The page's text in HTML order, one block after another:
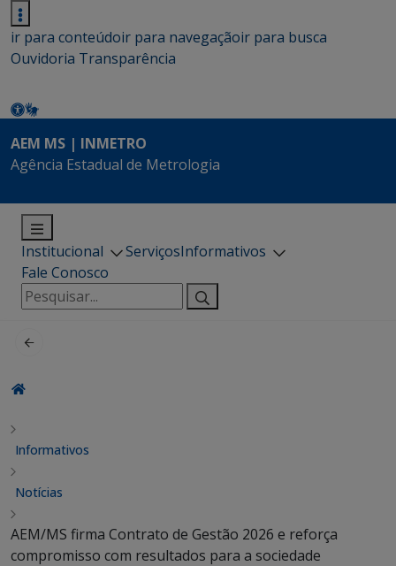
ir para conteúdoir para navegaçãoir para busca
Ouvidoria Transparência
AEM MS | INMETRO
Agência Estadual de Metrologia
Institucional ServiçosInformativos
Fale Conosco
Pesquisar
por:
Informativos
Notícias
AEM/MS firma Contrato de Gestão 2026 e reforça
compromisso com resultados para a sociedade